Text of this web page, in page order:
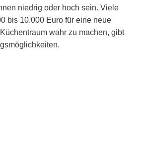
niedrig oder hoch sein. Viele
bis 10.000 Euro für eine neue
wahr zu machen, gibt